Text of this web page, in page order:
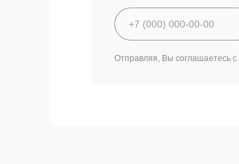
Отправляя, Вы соглашаетесь с